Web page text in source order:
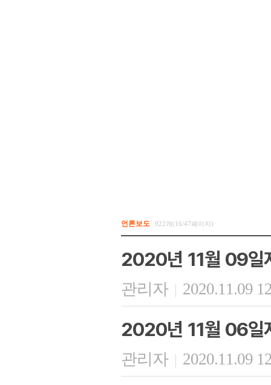
언론보도 922개(16/47페이지)
2020년 11월 09일
관리자 | 2020.11.09
2020년 11월 06일
관리자 | 2020.11.09